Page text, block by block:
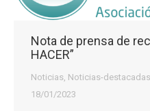
Nota de prensa de
HACER”
Noticias Noticias-destacadas
18/01/2023